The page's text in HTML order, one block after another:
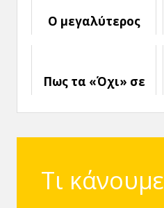
Ο μεγαλύτερος
Πως τα «Όχι» σε
Εξελιχθείς
Τι κάνουμε